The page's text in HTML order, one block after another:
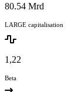
80.54 Mrd
LARGE capitalisation
1,22
Beta